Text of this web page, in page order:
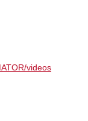
videos